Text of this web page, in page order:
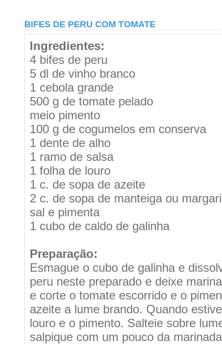
BIFES DE PERU COM TOMATE
Ingredientes:
4 bifes de peru
5 dl de vinho branco
1 cebola grande
500 g de tomate pelado
meio pimento
100 g de cogumelos em conserva
1 dente de alho
1 ramo de salsa
1 folha de louro
1 c. de sopa de azeite
2 c. de sopa de manteiga ou
sal e pimenta
1 cubo de caldo de galinha
Preparação:
Esmague o cubo de galinha e
peru neste preparado e deixe
e corte o tomate escorrido e o
azeite a lume brando. Quando
louro e o pimento. Salteie sobre
salpique com um pouco da